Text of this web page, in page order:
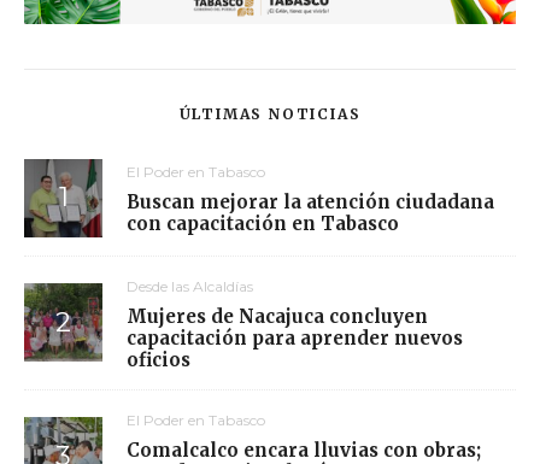
ÚLTIMAS NOTICIAS
El Poder en Tabasco
Buscan mejorar la atención ciudadana
con capacitación en Tabasco
Desde las Alcaldías
Mujeres de Nacajuca concluyen
capacitación para aprender nuevos
oficios
El Poder en Tabasco
Comalcalco encara lluvias con obras;